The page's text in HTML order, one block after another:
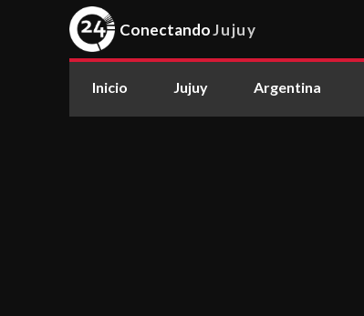
ConectandoJujuy
Inicio Jujuy Argentina